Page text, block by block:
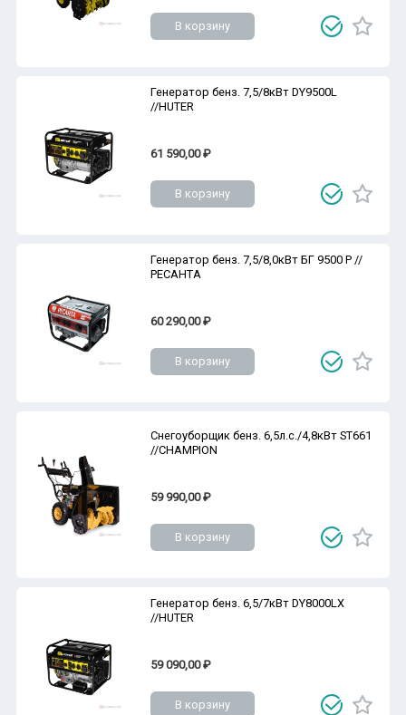
В корзину
Генератор бенз. 7,5/8кВт DY9500L
//HUTER
61 590,00 ₽
В корзину
Генератор бенз. 7,5/8,0кВт БГ 9500 Р //
РЕСАНТА
60 290,00 ₽
В корзину
Снегоуборщик бенз. 6,5л.с./4,8кВт ST661
//CHAMPION
59 990,00 ₽
В корзину
Генератор бенз. 6,5/7кВт DY8000LX
//HUTER
59 090,00 ₽
В корзину